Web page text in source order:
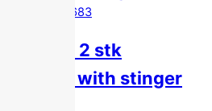
JR 15 – 2 stk
30g with stinger